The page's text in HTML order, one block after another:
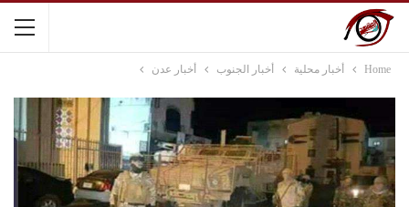
Home أخبار محلية أخبار الجنوب أخبار عدن